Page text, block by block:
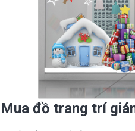
Mua đồ trang trí